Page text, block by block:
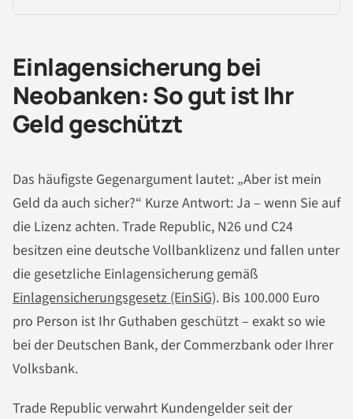
Einlagensicherung bei
Neobanken: So gut ist Ihr
Geld geschützt
Das häufigste Gegenargument lautet: „Aber ist mein
Geld da auch sicher?“ Kurze Antwort: Ja – wenn Sie auf
die Lizenz achten. Trade Republic, N26 und C24
besitzen eine deutsche Vollbanklizenz und fallen unter
die gesetzliche Einlagensicherung gemäß
Einlagensicherungsgesetz (EinSiG). Bis 100.000 Euro
pro Person ist Ihr Guthaben geschützt – exakt so wie
bei der Deutschen Bank, der Commerzbank oder Ihrer
Volksbank.
Trade Republic verwahrt Kundengelder seit der